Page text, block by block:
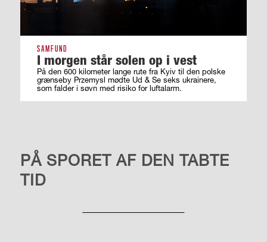
SAMFUND
I morgen står solen op i vest
På den 600 kilometer lange rute fra Kyiv til den polske
grænseby Przemysl mødte Ud & Se seks ukrainere,
som falder i søvn med risiko for luftalarm.
PÅ SPORET AF DEN TABTE
TID